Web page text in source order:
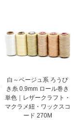
白～ベージュ系 ろうび
き糸 0.9mm ロール巻き
単色｜レザークラフト・
マクラメ紐・ワックスコ
ード 270M